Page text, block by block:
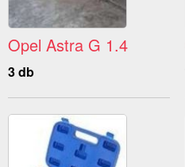
Opel Astra G 1.4
3 db